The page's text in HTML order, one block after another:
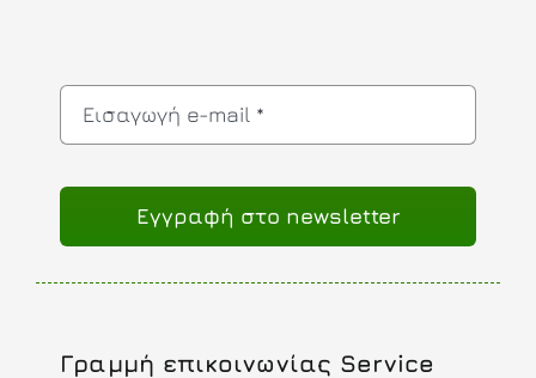
Eγγραφή στο newsletter
Γραμμή επικοινωνίας Service